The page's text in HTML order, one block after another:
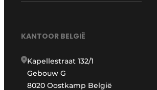
KANTOOR BELGIË
Kapellestraat 132/1
Gebouw G
8020 Oostkamp België